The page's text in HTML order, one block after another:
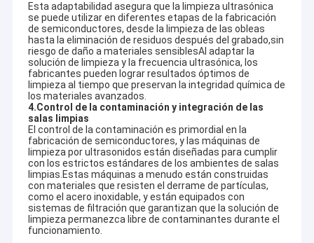
Hogar
Productos
Demostración de VR
Sobre nosotros
Viaje de la fábrica
Esta adaptabilidad asegura que la limpieza ultrasónica
se puede utilizar en diferentes etapas de la fabricación
de semiconductores, desde la limpieza de las obleas
hasta la eliminación de residuos después del grabado,sin
riesgo de daño a materiales sensiblesAl adaptar la
solución de limpieza y la frecuencia ultrasónica, los
fabricantes pueden lograr resultados óptimos de
limpieza al tiempo que preservan la integridad química de
los materiales avanzados.
4.Control de la contaminación y integración de las
salas limpias
El control de la contaminación es primordial en la
fabricación de semiconductores, y las máquinas de
limpieza por ultrasonidos están diseñadas para cumplir
con los estrictos estándares de los ambientes de salas
limpias.Estas máquinas a menudo están construidas
con materiales que resisten el derrame de partículas,
como el acero inoxidable, y están equipados con
sistemas de filtración que garantizan que la solución de
limpieza permanezca libre de contaminantes durante el
funcionamiento.
Guangdong Blue Whale Equipment Co., Ltd. de limpieza por
ultrasonidoses un fabricante profesional con 20 años de
experiencia en tecnología de limpieza ultrasónica.Nos
especializamos en el diseño y fabricación de una gama
completa de máquinas de limpieza por ultrasonidos estándar,
así como sistemas de limpieza no estándar personalizados
adaptados a los requisitos industriales únicos.
Con la confianza y el apoyo a largo plazo de nuestros clientes,
seguimos innovando y nuestro objetivo es ofrecer más que solo